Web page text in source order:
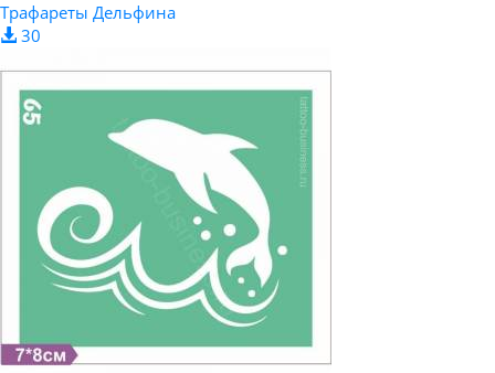
Трафареты Дельфина
30